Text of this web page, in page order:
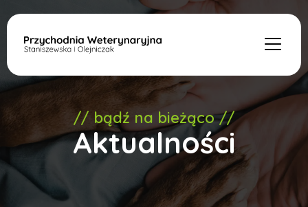
// bądź na bieżąco //
Aktualności